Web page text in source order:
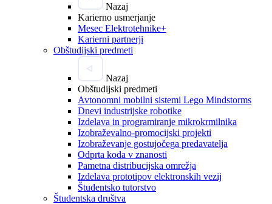
Nazaj
Karierno usmerjanje
Mesec Elektrotehnike+
Karierni partnerji
Obštudijski predmeti
Nazaj
Obštudijski predmeti
Avtonomni mobilni sistemi Lego Mindstorms
Dnevi industrijske robotike
Izdelava in programiranje mikrokrmilnika
Izobraževalno-promocijski projekti
Izobraževanje gostujočega predavatelja
Odprta koda v znanosti
Pametna distribucijska omrežja
Izdelava prototipov elektronskih vezij
Študentsko tutorstvo
Študentska društva